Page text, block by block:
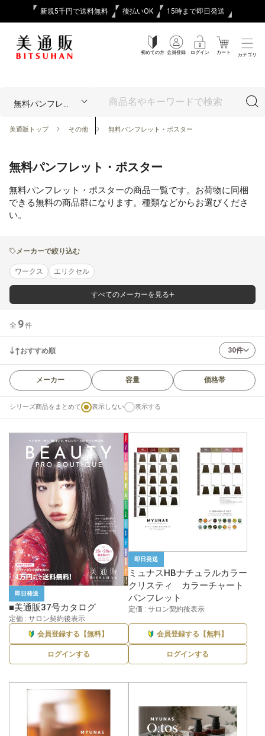
新規5千円で送料無料 後払いOK 15時まで即日発送
初めての方 会員登録 ログイン カート カテゴリ
美通販トップ その他 無料パンフレット・ポスター
無料パンフレット・ポスター
無料パンフレット・ポスターの商品一覧です。お荷物に同梱
できる無料の商品群になります。種類などからお選びくださ
い。
メーカーで絞り込む
ワークス エリクセル
すべてのメーカーを見る
全 9件
おすすめ順
メーカー 容量 価格帯
30件
シリーズ商品をまとめて 表示しない 表示する
即日発送
■美通販37号カタログ
定価 : サロン契約後表示
会員登録する【無料】
ログインする
即日発送
ミュナスHBナチュラルカラー
クリスティ カラーチャート
パンフレット
定価 : サロン契約後表示
会員登録する【無料】
ログインする